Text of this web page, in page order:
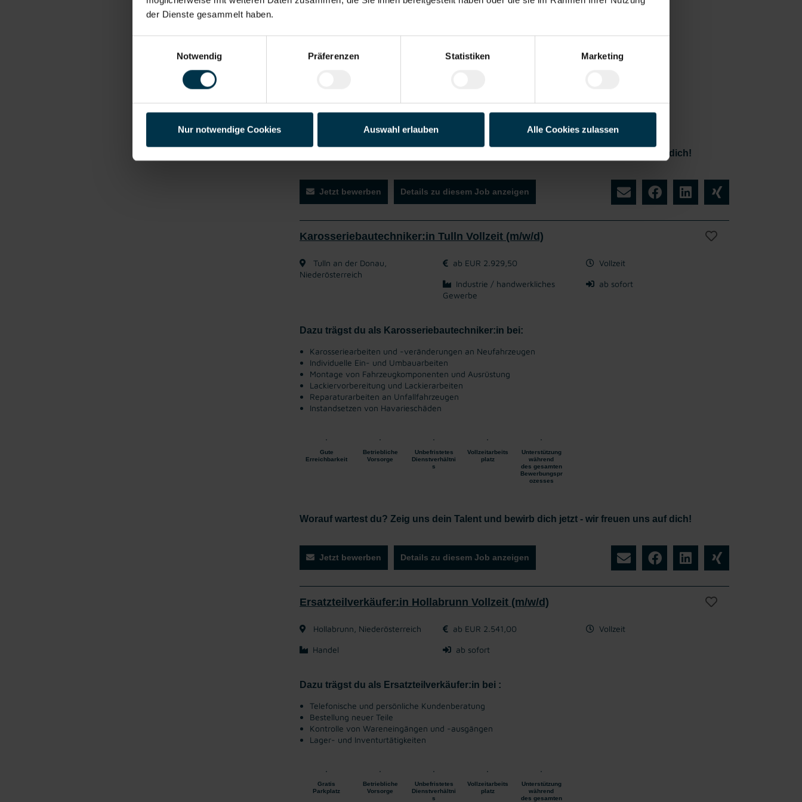
der Dienste gesammelt haben.
Notwendig
Präferenzen Statistiken Marketing
Nur notwendige Cookies Auswahl erlauben Alle Cookies zulassen
Übernahme und Kontrolle von Waren
ozesses
Worauf wartest du? Zeig uns dein Talent und bewirb dich jetzt - wir freuen uns auf dich!
Jetzt bewerben Details zu diesem Job anzeigen
Karosseriebautechniker:in Tulln Vollzeit (m/w/d)
Tulln an der Donau,
Niederösterreich
ab EUR 2.929,50 Vollzeit
Industrie / handwerkliches
Gewerbe
ab sofort
Dazu trägst du als Karosseriebautechniker:in bei:
Karosseriearbeiten und -veränderungen an Neufahrzeugen
Individuelle Ein- und Umbauarbeiten
Montage von Fahrzeugkomponenten und Ausrüstung
Lackiervorbereitung und Lackierarbeiten
Reparaturarbeiten an Unfallfahrzeugen
Instandsetzen von Havarieschäden
Gute
Erreichbarkeit
Betriebliche
Vorsorge
Unbefristetes
Dienstverhältni
s
Vollzeitarbeits
platz
Unterstützung
während
des gesamten
Bewerbungspr
ozesses
Worauf wartest du? Zeig uns dein Talent und bewirb dich jetzt - wir freuen uns auf dich!
Jetzt bewerben Details zu diesem Job anzeigen
Ersatzteilverkäufer:in Hollabrunn Vollzeit (m/w/d)
Hollabrunn, Niederösterreich ab EUR 2.541,00 Vollzeit
Handel ab sofort
Dazu trägst du als Ersatzteilverkäufer:in bei :
Telefonische und persönliche Kundenberatung
Bestellung neuer Teile
Kontrolle von Wareneingängen und -ausgängen
Lager- und Inventurtätigkeiten
Gratis
Parkplatz
Betriebliche
Vorsorge
Unbefristetes
Dienstverhältni
s
Vollzeitarbeits
platz
Unterstützung
während
des gesamten